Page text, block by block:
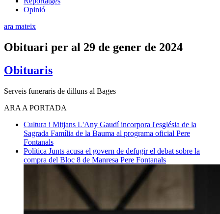
Opinió
ara mateix
Obituari per al 29 de gener de 2024
Obituaris
Serveis funeraris de dilluns al Bages
ARA A PORTADA
Cultura i Mitjans L'Any Gaudí incorpora l'església de la
Sagrada Família de la Bauma al programa oficial Pere
Fontanals
Política Junts acusa el govern de defugir el debat sobre la
compra del Bloc 8 de Manresa Pere Fontanals